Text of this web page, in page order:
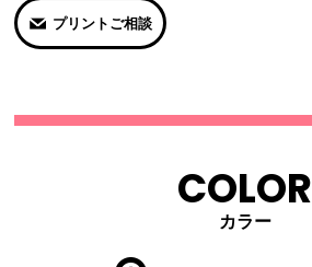
プリントご相談
COLOR
カラー